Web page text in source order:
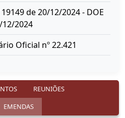
19149 de 20/12/2024 - DOE
12/2024
Oficial nº 22.421
REUNIÕES
EMENDAS